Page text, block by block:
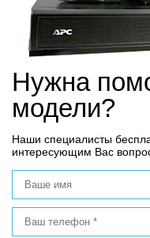
Нужна
модели?
Наши специалисты
интересующим Вас